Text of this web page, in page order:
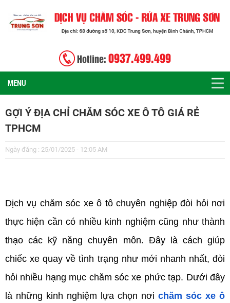
Hotline: 0937.499.499
MENU
GỢI Ý ĐỊA CHỈ CHĂM SÓC XE Ô TÔ GIÁ RẺ
TPHCM
Ngày đăng : 25/01/2025 - 12:05 AM
Dịch vụ chăm sóc xe ô tô chuyên nghiệp đòi hỏi nơi
thực hiện cần có nhiều kinh nghiệm cũng như thành
thạo các kỹ năng chuyên môn. Đây là cách giúp
chiếc xe quay về tình trạng như mới nhanh nhất, đòi
hỏi nhiều hạng mục chăm sóc xe phức tạp. Dưới đây
là những kinh nghiệm lựa chọn nơi chăm sóc xe ô